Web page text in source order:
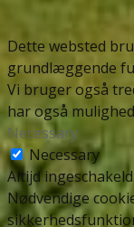
Dette websted
grundlæggende
Vi bruger også
har også
Necessary
Necessary
Altijd ingeschakeld
Nødvendige